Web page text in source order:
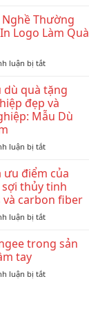
sao
showroom
ô
nào
có
dù
in
logo
hiệu?
Thường
Logo Làm Quà
luận bị tắtở
Ngành
Nghề
Thường
Đặt
Dù
Logo
Làm
Quà
Tặng
dù quà tặng
đẹp và
Mẫu Dù
luận bị tắtở
ý
mẫu
dù
quà
tặng
nghiệp
đẹp
chuyên
ưu điểm của
thủy tinh
carbon fiber
luận bị tắtở
bền
và
điểm
trong sản
tay
luận bị tắtở